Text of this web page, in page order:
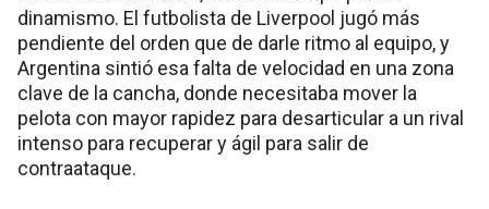
dinamismo. El futbolista de Liverpool jugó más
pendiente del orden que de darle ritmo al equipo, y
Argentina sintió esa falta de velocidad en una zona
clave de la cancha, donde necesitaba mover la
pelota con mayor rapidez para desarticular a un rival
intenso para recuperar y ágil para salir de
contraataque.